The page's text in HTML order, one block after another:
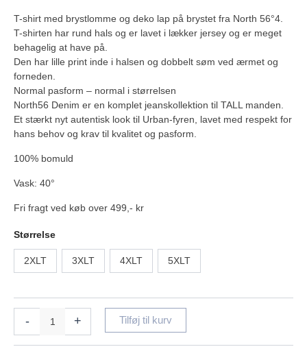
T-shirt med brystlomme og deko lap på brystet fra North 56°4.
T-shirten har rund hals og er lavet i lækker jersey og er meget
behagelig at have på.
Den har lille print inde i halsen og dobbelt søm ved ærmet og
forneden.
Normal pasform – normal i størrelsen
North56 Denim er en komplet jeanskollektion til TALL manden.
Et stærkt nyt autentisk look til Urban-fyren, lavet med respekt for
hans behov og krav til kvalitet og pasform.
100% bomuld
Vask: 40°
Fri fragt ved køb over 499,- kr
Størrelse
2XLT 3XLT 4XLT 5XLT
- + Tilføj til kurv